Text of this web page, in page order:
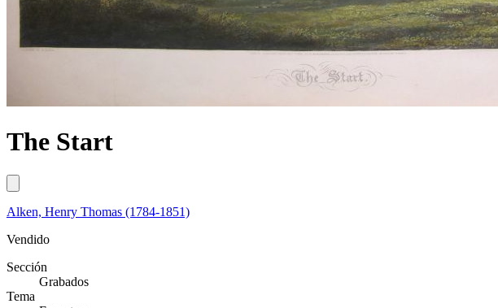
The Start
Alken, Henry Thomas (1784-1851)
Vendido
Sección
Grabados
Tema